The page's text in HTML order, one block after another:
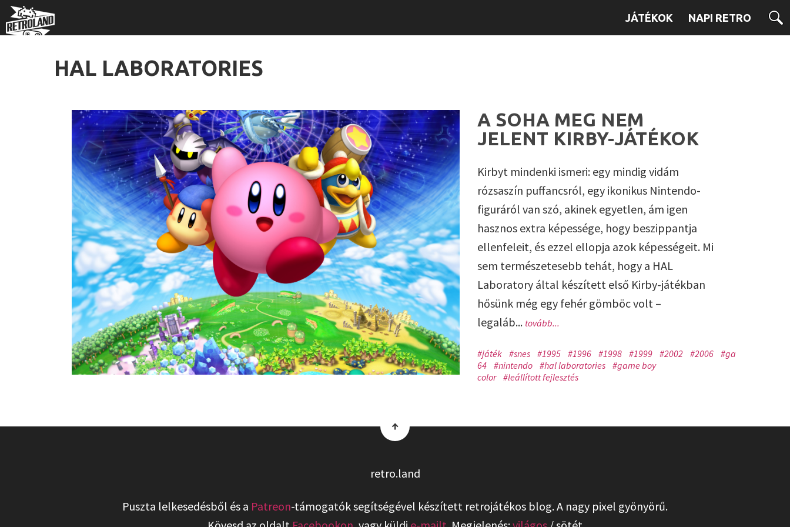
JÁTÉKOK NAPI RETRO
HAL LABORATORIES
A SOHA MEG NEM
JELENT KIRBY-JÁTÉKOK
Kirbyt mindenki ismeri: egy mindig vidám
rózsaszín puffancsról, egy ikonikus Nintendo-
figuráról van szó, akinek egyetlen, ám igen
hasznos extra képessége, hogy beszippantja
ellenfeleit, és ezzel ellopja azok képességeit. Mi
sem természetesebb tehát, hogy a HAL
Laboratory által készített első Kirby-játékban
hősünk még egy fehér gömböc volt –
legaláb... tovább...
#játék #snes #1995 #1996 #1998 #1999 #2002 #2006 #gamecube
64 #nintendo #hal laboratories #game boy
color #leállított fejlesztés
↑
retro.land
Puszta lelkesedésből és a Patreon-támogatók segítségével készített retrojátékos blog. A nagy pixel gyönyörű.